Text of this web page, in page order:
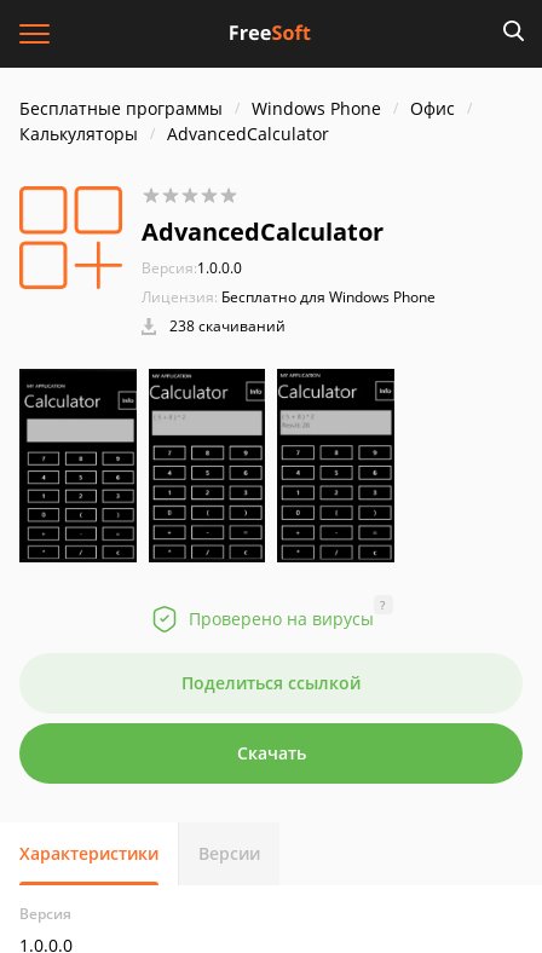
Бесплатные программы Windows Phone
Офис
Калькуляторы
AdvancedCalculator
AdvancedCalculator
Версия:1.0.0.0
Лицензия: Бесплатно для Windows Phone
238 скачиваний
Проверено на вирусы
?
Поделиться ссылкой
Скачать
Характеристики Версии
Версия
1.0.0.0